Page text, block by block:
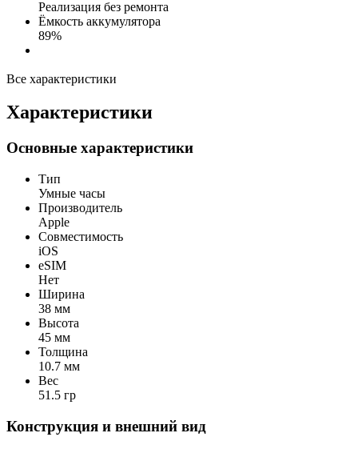
Реализация без ремонта
Ёмкость аккумулятора
89%
Все характеристики
Характеристики
Основные характеристики
Тип
Умные часы
Производитель
Apple
Совместимость
iOS
eSIM
Нет
Ширина
38 мм
Высота
45 мм
Толщина
10.7 мм
Вес
51.5 гр
Конструкция и внешний вид